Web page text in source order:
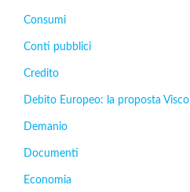
Consumi
Conti pubblici
Credito
Debito Europeo: la proposta Visco
Demanio
Documenti
Economia